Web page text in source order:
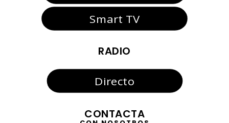
Smart TV
RADIO
Directo
CONTACTA